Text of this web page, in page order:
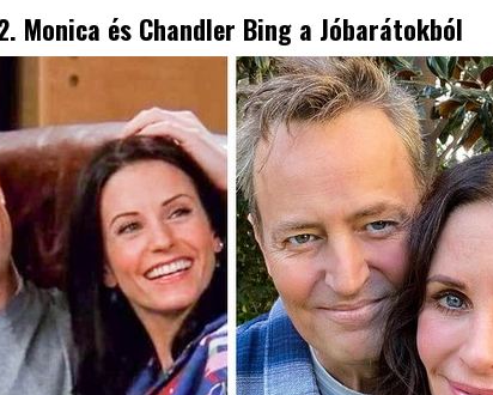
Monica és Chandler Bing a Jóbarátokból